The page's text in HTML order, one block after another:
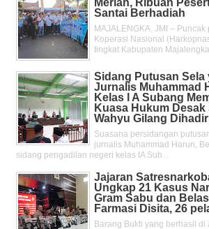
Santai Berhadiah
MAJALENGKA, JMI –
Koperasi Nasional
tingkat Kabupaten Majalengka
Sidang Putusan Sela
Jurnalis Muhammad
Kelas l A Subang
Kuasa Hukum
Wahyu Gilang
Suasana persidangan
jurnalis Muhammad Harun,
sidang pengadilan negeri kelas IA Sub...
Jajaran
Ungkap 21 Kasus
Gram Sabu dan
Farmasi Disita, 26
Barang Bukti yang berhasil di